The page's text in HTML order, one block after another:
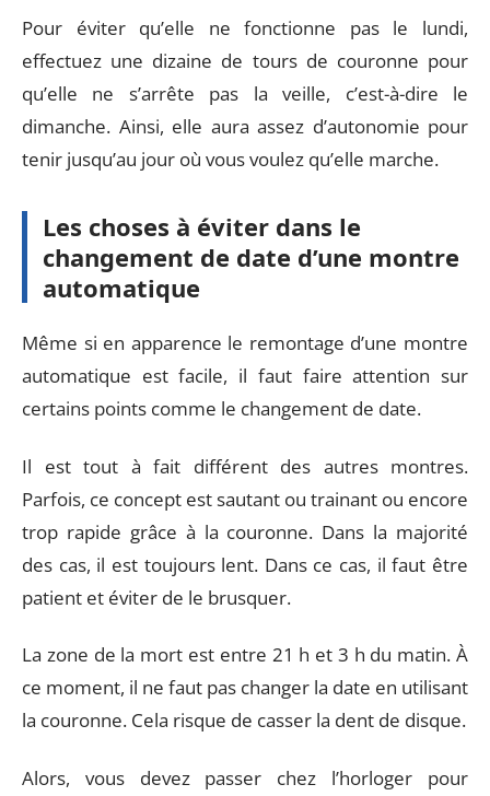
Pour éviter qu’elle ne fonctionne pas le lundi,
effectuez une dizaine de tours de couronne pour
qu’elle ne s’arrête pas la veille, c’est-à-dire le
dimanche. Ainsi, elle aura assez d’autonomie pour
tenir jusqu’au jour où vous voulez qu’elle marche.
Les choses à éviter dans le
changement de date d’une montre
automatique
Même si en apparence le remontage d’une montre
automatique est facile, il faut faire attention sur
certains points comme le changement de date.
Il est tout à fait différent des autres montres.
Parfois, ce concept est sautant ou trainant ou encore
trop rapide grâce à la couronne. Dans la majorité
des cas, il est toujours lent. Dans ce cas, il faut être
patient et éviter de le brusquer.
La zone de la mort est entre 21 h et 3 h du matin. À
ce moment, il ne faut pas changer la date en utilisant
la couronne. Cela risque de casser la dent de disque.
Alors, vous devez passer chez l’horloger pour